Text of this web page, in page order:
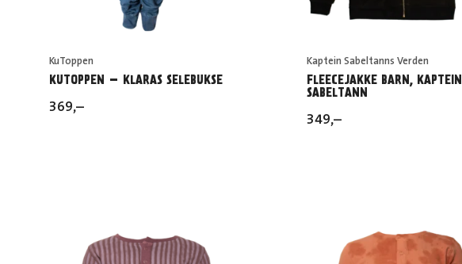
KuToppen
KUTOPPEN – KLARAS SELEBUKSE
369,–
Kaptein Sabeltanns Verden
FLEECEJAKKE BARN, KAPTEIN
SABELTANN
349,–